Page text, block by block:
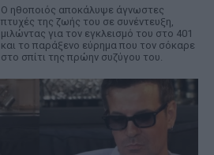
Ο ηθοποιός αποκάλυψε άγνωστες
πτυχές της ζωής του σε συνέντευξη,
μιλώντας για τον εγκλεισμό του στο 401
και το παράξενο εύρημα που τον σόκαρε
στο σπίτι της πρώην συζύγου του.